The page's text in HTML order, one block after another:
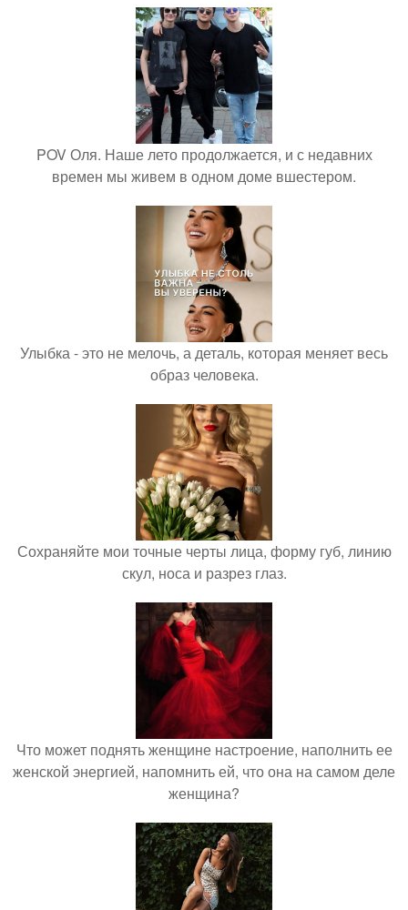
POV Оля. Наше лето продолжается, и с недавних
времен мы живем в одном доме вшестером.
Улыбка - это не мелочь, а деталь, которая меняет весь
образ человека.
Сохраняйте мои точные черты лица, форму губ, линию
скул, носа и разрез глаз.
Что может поднять женщине настроение, наполнить ее
женской энергией, напомнить ей, что она на самом деле
женщина?